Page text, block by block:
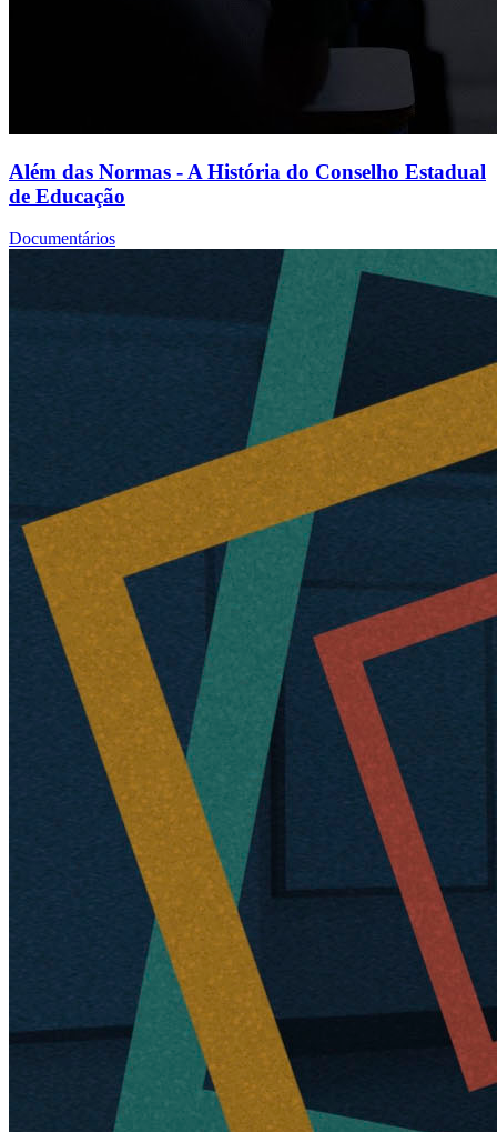
Além das Normas - A História do Conselho Estadual
de Educação
Documentários